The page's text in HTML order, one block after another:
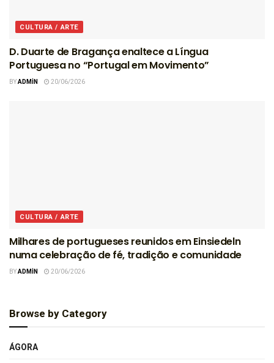
CULTURA / ARTE
D. Duarte de Bragança enaltece a Língua
Portuguesa no “Portugal em Movimento”
BYADMIN 20/06/2026
CULTURA / ARTE
Milhares de portugueses reunidos em Einsiedeln
numa celebração de fé, tradição e comunidade
BYADMIN 20/06/2026
Browse by Category
ÁGORA